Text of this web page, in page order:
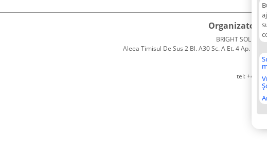
Organizator
BRIGHT
Aleea Timisul De Sus 2 Bl. A30 Sc. A Et. 4 Ap. 13
tel: +40